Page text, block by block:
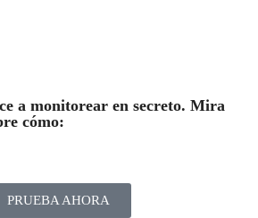
a monitorear en secreto. Mira
cómo:
PRUEBA AHORA